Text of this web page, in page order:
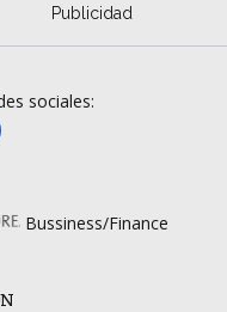
Publicidad
sociales:
Bussiness/Finance